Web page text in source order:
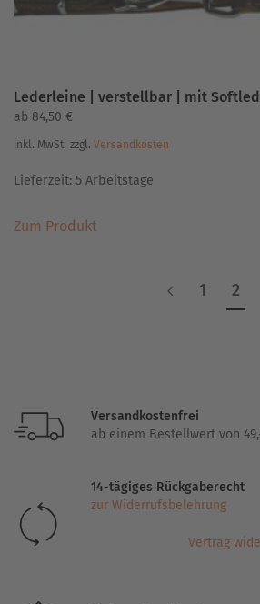
werden
Lederleine | verstellbar | mit
ab 84,50 €
inkl. MwSt. zzgl. Versandkosten
Lieferzeit: 5 Arbeitstage
Zum ProduktProdukt
der
werden
1 2
Versandkostenfrei
ab einem Bestellwert von
14-tägiges Rückgaberecht
zur Widerrufsbelehrung
Vertrag